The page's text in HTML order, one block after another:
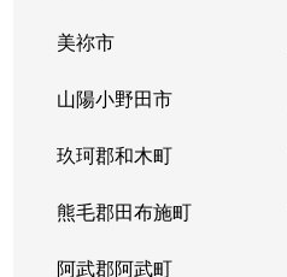
美祢市
山陽小野田市
玖珂郡和木町
熊毛郡田布施町
阿武郡阿武町